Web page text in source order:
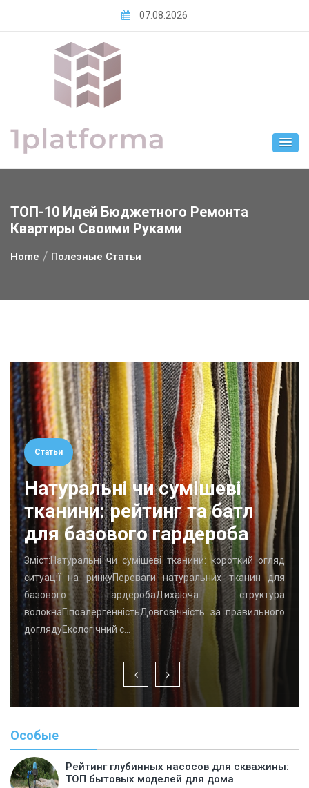
07.08.2026
ТОП-10 Идей Бюджетного Ремонта
Квартиры Своими Руками
Home Полезные Статьи
Статьи
Натуральні чи сумішеві
тканини: рейтинг та батл
для базового гардероба
Зміст:Натуральні чи сумішеві тканини: короткий огляд
ситуації на ринкуПереваги натуральних тканин для
базового гардеробаДихаюча структура
волокнаГіпоалергенністьДовговічність за правильного
доглядуЕкологічний с…
Особые
Рейтинг глубинных насосов для скважины:
ТОП бытовых моделей для дома